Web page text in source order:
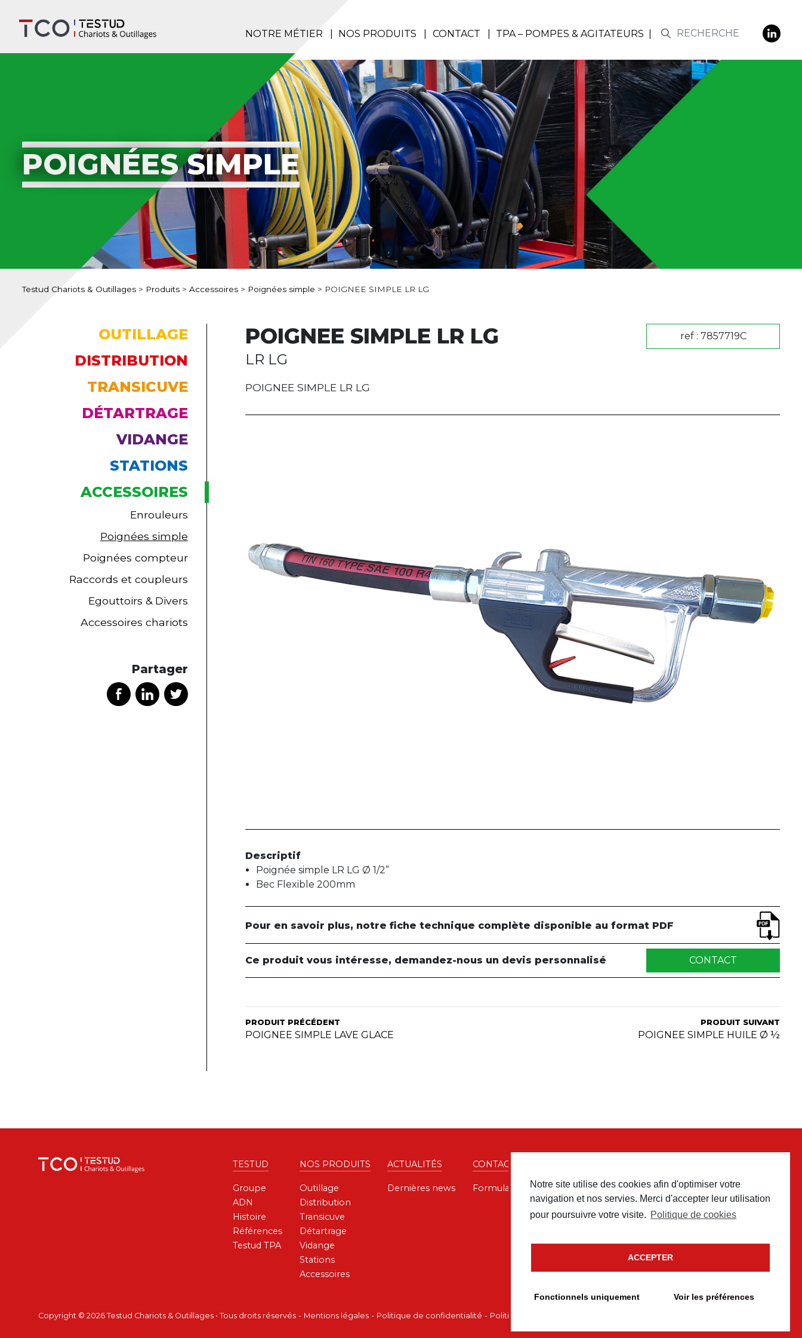
Notre site utilise des cookies afin d'optimiser votre
navigation et nos servies. Merci d'accepter leur utilisation
pour poursuivre votre visite. Politique de cookies
ACCEPTER
Fonctionnels uniquement Voir les préférences
NOTRE MÉTIER NOS PRODUITS CONTACT TPA – POMPES & AGITATEURS
POIGNÉES SIMPLE
Testud Chariots & Outillages > Produits > Accessoires > Poignées simple > POIGNEE SIMPLE LR LG
OUTILLAGE
DISTRIBUTION
TRANSICUVE
DÉTARTRAGE
VIDANGE
STATIONS
ACCESSOIRES
Enrouleurs
Poignées simple
Poignées compteur
Raccords et coupleurs
Egouttoirs & Divers
Accessoires chariots
Partager
POIGNEE SIMPLE LR LG
LR LG
ref : 7857719C
POIGNEE SIMPLE LR LG
Descriptif
Poignée simple LR LG Ø 1/2”
Bec Flexible 200mm
Pour en savoir plus, notre fiche technique complète disponible au format PDF
Ce produit vous intéresse, demandez-nous un devis personnalisé CONTACT
PRODUIT PRÉCÉDENT
POIGNEE SIMPLE LAVE GLACE
PRODUIT SUIVANT
POIGNEE SIMPLE HUILE Ø ½
TESTUD
Groupe
ADN
Histoire
Références
Testud TPA
NOS PRODUITS
Outillage
Distribution
Transicuve
Détartrage
Vidange
Stations
Accessoires
ACTUALITÉS
Dernières news
CONTACT
Formulaire de contact
Copyright © 2026 Testud Chariots & Outillages • Tous droits réservés Mentions légales Politique de confidentialité Politique de cookies